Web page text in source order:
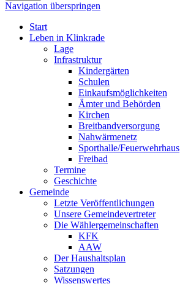
Navigation überspringen
Start
Leben in Klinkrade
Lage
Infrastruktur
Kindergärten
Schulen
Einkaufsmöglichkeiten
Ämter und Behörden
Kirchen
Breitbandversorgung
Nahwärmenetz
Sporthalle/Feuerwehrhaus
Freibad
Termine
Geschichte
Gemeinde
Letzte Veröffentlichungen
Unsere Gemeindevertreter
Die Wählergemeinschaften
KFK
AAW
Der Haushaltsplan
Satzungen
Wissenswertes